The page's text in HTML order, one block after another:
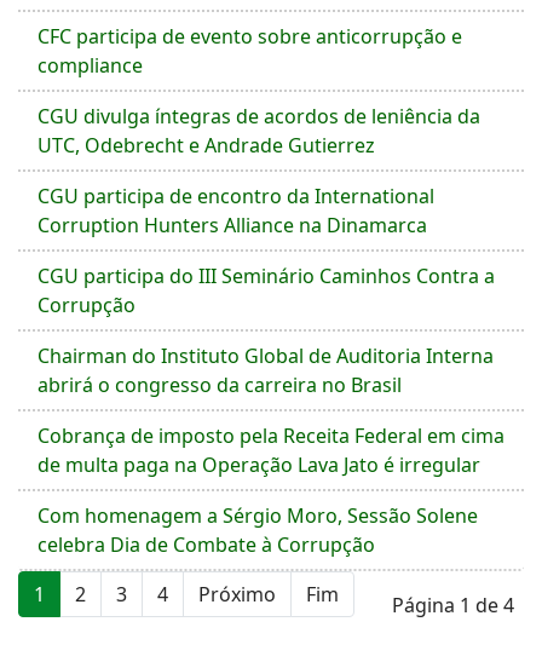
CFC participa de evento sobre anticorrupção e
compliance
CGU divulga íntegras de acordos de leniência da
UTC, Odebrecht e Andrade Gutierrez
CGU participa de encontro da International
Corruption Hunters Alliance na Dinamarca
CGU participa do III Seminário Caminhos Contra a
Corrupção
Chairman do Instituto Global de Auditoria Interna
abrirá o congresso da carreira no Brasil
Cobrança de imposto pela Receita Federal em cima
de multa paga na Operação Lava Jato é irregular
Com homenagem a Sérgio Moro, Sessão Solene
celebra Dia de Combate à Corrupção
Página 1 de 4
1 2 3 4 Próximo Fim